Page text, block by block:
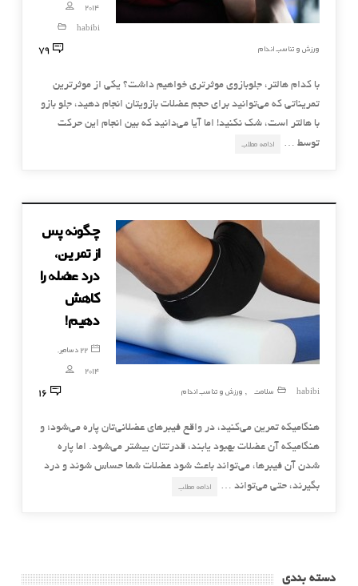
2014
habibi
ورزش و تناسب اندام
79
با کدام هالتر، جلوبازوی موثرتری خواهیم داشت؟ یکی از موثرترین
تمریناتی که می‌توانید برای حجم عضلات بازویتان انجام دهید، جلو بازو
با هالتر است، شک نکنید! اما آیا می‌دانید که بین انجام این حرکت
توسط …
ادامه مطلب
چگونه پس
از تمرین،
درد عضله را
کاهش
دهیم!
22 دسامبر,
2014
habibi
سلامت , ورزش و تناسب اندام 16
هنگامیکه تمرین می‌کنید، در واقع فیبرهای عضلانی‌تان پاره می‌شود؛ و
هنگامیکه آن عضلات بهبود یابند، قدرتتان بیشتر می‌شود. اما پاره
شدن آن فیبرها، می‌تواند باعث شود عضلات شما حساس شوند و درد
بگیرند، حتی می‌تواند …
ادامه مطلب
دسته بندی